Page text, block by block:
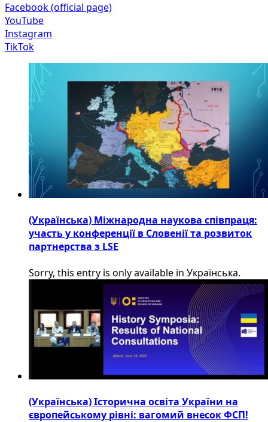
Facebook (official page)
YouTube
Instagram
TikTok
(Українська) Міжнародна наукова співпраця:
участь у конференції в Словенії та розвиток
партнерства з LSE
Sorry, this entry is only available in Українська.
(Українська) Історична освіта України на
європейському рівні: вагомий внесок ФСП!